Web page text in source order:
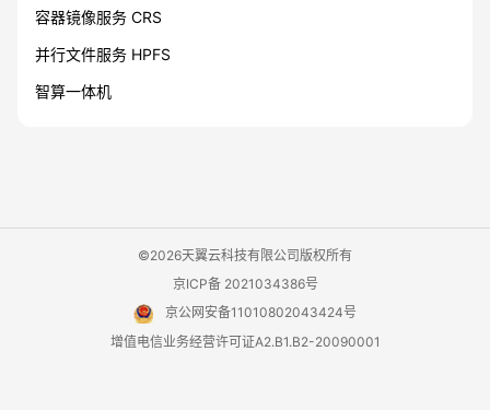
容器镜像服务 CRS
并行文件服务 HPFS
智算一体机
©2026天翼云科技有限公司版权所有
京ICP备 2021034386号
京公网安备11010802043424号
增值电信业务经营许可证A2.B1.B2-20090001